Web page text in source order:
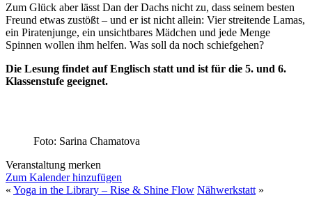
Zum Glück aber lässt Dan der Dachs nicht zu, dass seinem besten
Freund etwas zustößt – und er ist nicht allein: Vier streitende Lamas,
ein Piratenjunge, ein unsichtbares Mädchen und jede Menge
Spinnen wollen ihm helfen. Was soll da noch schiefgehen?
Die Lesung findet auf Englisch statt und ist für die 5. und 6.
Klassenstufe geeignet.
Foto: Sarina Chamatova
Veranstaltung merken
Zum Kalender hinzufügen
« Yoga in the Library – Rise & Shine Flow Nähwerkstatt »